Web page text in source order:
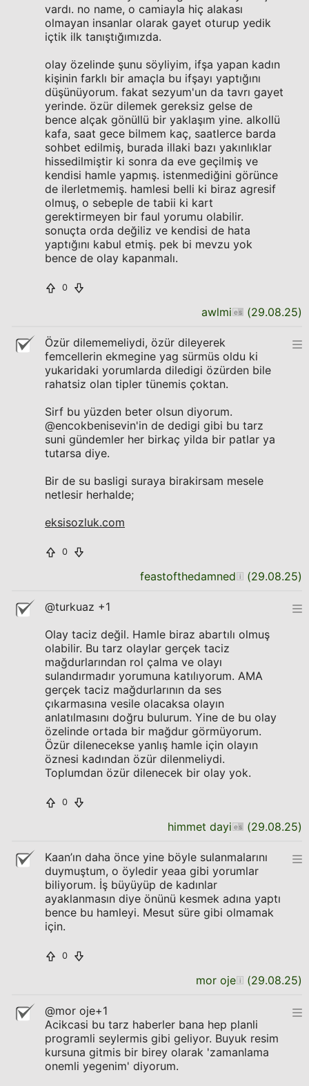
vardı. no name, o camiayla hiç alakası
olmayan insanlar olarak gayet oturup yedik
içtik ilk tanıştığımızda.
olay özelinde şunu söyliyim, ifşa yapan kadın
kişinin farklı bir amaçla bu ifşayı yaptığını
düşünüyorum. fakat sezyum'un da tavrı gayet
yerinde. özür dilemek gereksiz gelse de
bence alçak gönüllü bir yaklaşım yine. alkollü
kafa, saat gece bilmem kaç, saatlerce barda
sohbet edilmiş, burada illaki bazı yakınlıklar
hissedilmiştir ki sonra da eve geçilmiş ve
kendisi hamle yapmış. istenmediğini görünce
de ilerletmemiş. hamlesi belli ki biraz agresif
olmuş, o sebeple de tabii ki kart
gerektirmeyen bir faul yorumu olabilir.
sonuçta orda değiliz ve kendisi de hata
yaptığını kabul etmiş. pek bi mevzu yok
bence de olay kapanmalı.
0
awlmi (29.08.25)
Özür dilememeliydi, özür dileyerek
femcellerin ekmegine yag sürmüs oldu ki
yukaridaki yorumlarda diledigi özürden bile
rahatsiz olan tipler tünemis çoktan.
Sirf bu yüzden beter olsun diyorum.
@encokbenisevin'in de dedigi gibi bu tarz
suni gündemler her birkaç yilda bir patlar ya
tutarsa diye.
Bir de su basligi suraya birakirsam mesele
netlesir herhalde;
eksisozluk.com
0
feastofthedamned (29.08.25)
@turkuaz +1
Olay taciz değil. Hamle biraz abartılı olmuş
olabilir. Bu tarz olaylar gerçek taciz
mağdurlarından rol çalma ve olayı
sulandırmadır yorumuna katılıyorum. AMA
gerçek taciz mağdurlarının da ses
çıkarmasına vesile olacaksa olayın
anlatılmasını doğru bulurum. Yine de bu olay
özelinde ortada bir mağdur görmüyorum.
Özür dilenecekse yanlış hamle için olayın
öznesi kadından özür dilenmeliydi.
Toplumdan özür dilenecek bir olay yok.
0
himmet dayi (29.08.25)
Kaan’ın daha önce yine böyle sulanmalarını
duymuştum, o öyledir yeaa gibi yorumlar
biliyorum. İş büyüyüp de kadınlar
ayaklanmasın diye önünü kesmek adına yaptı
bence bu hamleyi. Mesut süre gibi olmamak
için.
0
mor oje (29.08.25)
@mor oje+1
Acikcasi bu tarz haberler bana hep planli
programli seylermis gibi geliyor. Buyuk resim
kursuna gitmis bir birey olarak 'zamanlama
onemli yegenim' diyorum.